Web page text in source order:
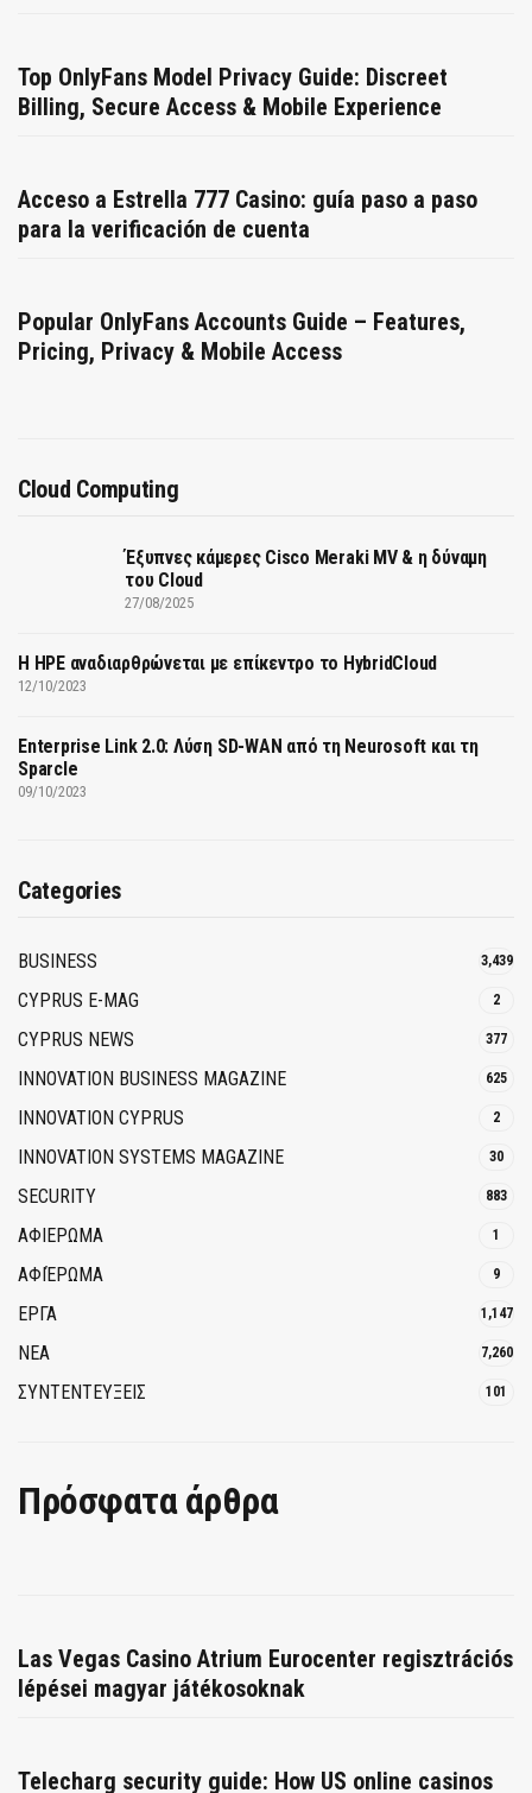
Top OnlyFans Model Privacy Guide: Discreet
Billing, Secure Access & Mobile Experience
Acceso a Estrella 777 Casino: guía paso a paso
para la verificación de cuenta
Popular OnlyFans Accounts Guide – Features,
Pricing, Privacy & Mobile Access
Cloud Computing
Έξυπνες κάμερες Cisco Meraki MV & η δύναμη
του Cloud
27/08/2025
H HPE αναδιαρθρώνεται με επίκεντρο το HybridCloud
12/10/2023
Enterprise Link 2.0: Λύση SD-WAN από τη Neurosoft και τη
Sparcle
09/10/2023
Categories
BUSINESS 3,439
CYPRUS E-MAG 2
CYPRUS NEWS 377
INNOVATION BUSINESS MAGAZINE 625
INNOVATION CYPRUS 2
INNOVATION SYSTEMS MAGAZINE 30
SECURITY 883
ΑΦΙΕΡΩΜΑ 1
ΑΦΙΈΡΩΜΑ 9
ΕΡΓΑ 1,147
ΝΕΑ 7,260
ΣΥΝΤΕΝΤΕΥΞΕΙΣ 101
Πρόσφατα άρθρα
Las Vegas Casino Atrium Eurocenter regisztrációs
lépései magyar játékosoknak
Telecharg security guide: How US online casinos